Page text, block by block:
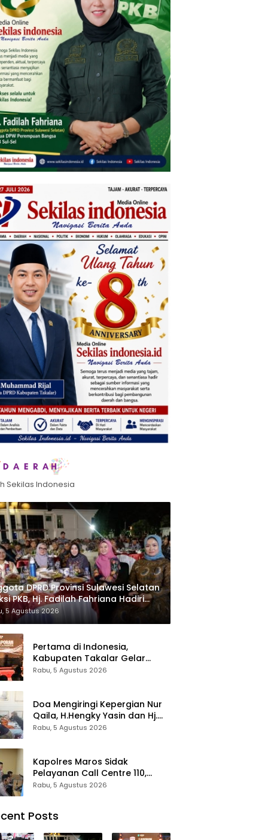
Sekilas Indonesia
DPRD Provinsi Sulawesi Selatan
PKB, Hj. Fadilah Fahriana Hadiri
Beri Apresiasi : Takalar Menyalakan
Pengabdian Melalui Malam
dan Inovasi Award 2026
5 Agustus 2026
Pertama di Indonesia,
Kabupaten Takalar Gelar
Malam Apresiasi dan Inovasi
Publik Berprestasi
Rabu, 5 Agustus 2026
Doa Mengiringi Kepergian Nur
Qaila, H.Hengky Yasin dan Hj.
Fadilah Fahriana Hadir
Rabu, 5 Agustus 2026
Kapolres Maros Sidak
Pelayanan Call Centre 110,
Pastikan Pelayanan Sigap Dan
Rabu, 5 Agustus 2026
Posts